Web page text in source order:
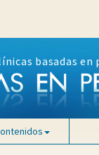
basadas